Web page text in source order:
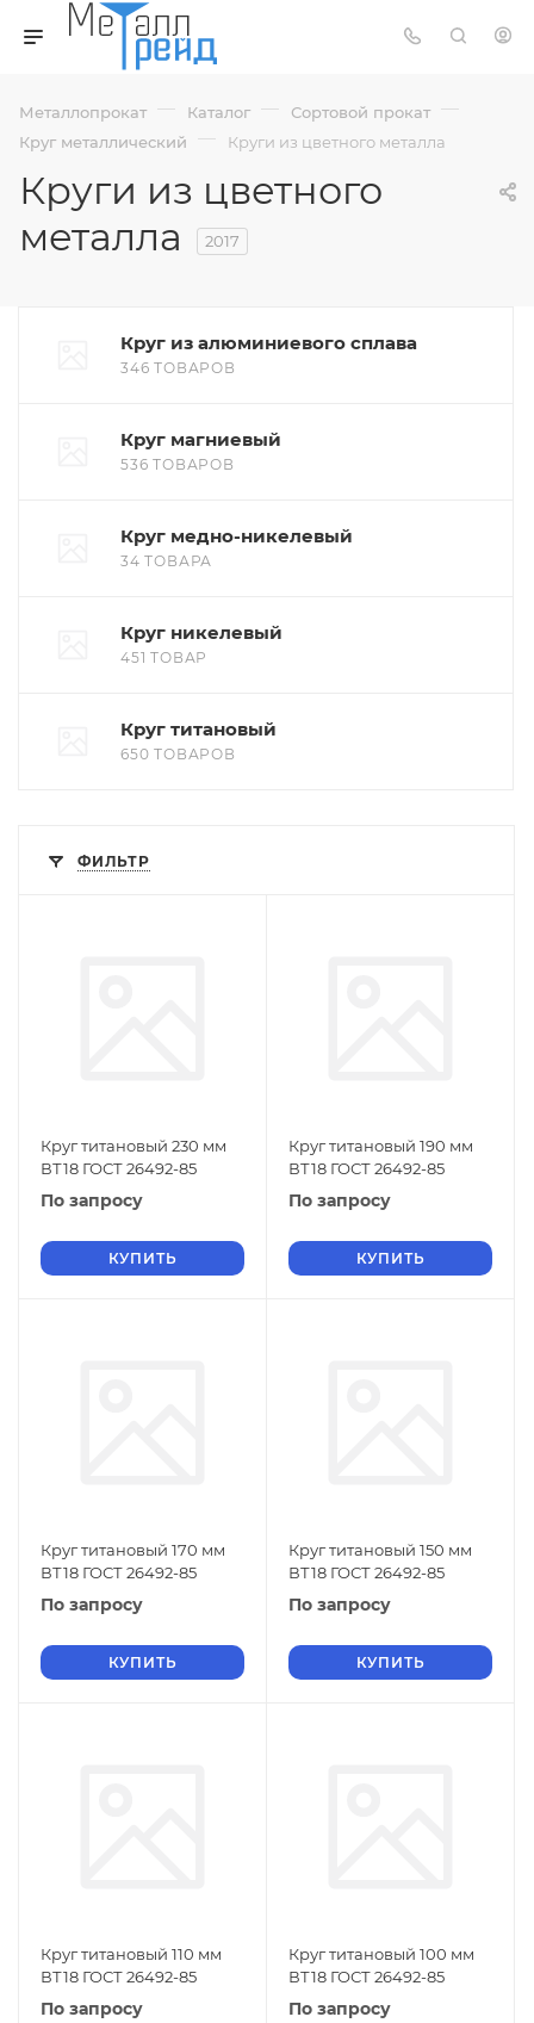
Металлопрокат — Каталог — Сортовой прокат —
Круг металлический — Круги из цветного металла
Круги из цветного
металла
2017
Круг из алюминиевого сплава
346 ТОВАРОВ
Круг магниевый
536 ТОВАРОВ
Круг медно-никелевый
34 ТОВАРА
Круг никелевый
451 ТОВАР
Круг титановый
650 ТОВАРОВ
ФИЛЬТР
Круг титановый 230 мм
ВТ18 ГОСТ 26492-85
По запросу
КУПИТЬ
Круг титановый 190 мм
ВТ18 ГОСТ 26492-85
По запросу
КУПИТЬ
Круг титановый 170 мм
ВТ18 ГОСТ 26492-85
По запросу
КУПИТЬ
Круг титановый 150 мм
ВТ18 ГОСТ 26492-85
По запросу
КУПИТЬ
Круг титановый 110 мм
ВТ18 ГОСТ 26492-85
По запросу
Круг титановый 100 мм
ВТ18 ГОСТ 26492-85
По запросу